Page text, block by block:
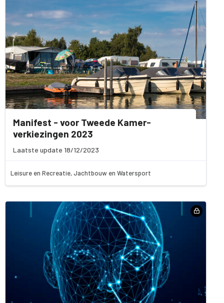
Manifest - voor Tweede Kamer-
verkiezingen 2023
Laatste update 18/12/2023
Leisure en Recreatie, Jachtbouw en Watersport